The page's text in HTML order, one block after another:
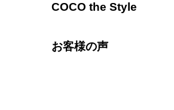
COCO the Style
お客様の声